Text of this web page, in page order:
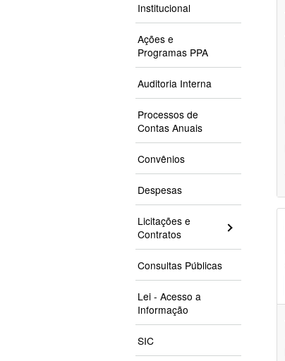
Institucional
Ações e
Programas PPA
Auditoria Interna
Processos de
Contas Anuais
Convênios
Despesas
Licitações e
Contratos
Consultas Públicas
Lei - Acesso a
Informação
SIC